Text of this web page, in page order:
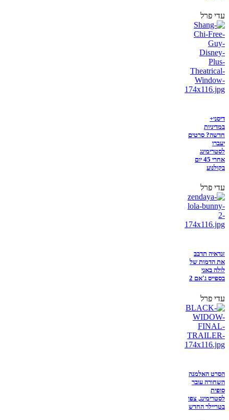
עדי פרל
דיסני+
במדיניות
חדשה? סרטים
יעברו
לסטרימינג
אחרי 45 יום
בקולנוע
עדי פרל
זנדאיה תדבב
את הדמות של
לולה באני
בספייס ג'אם 2
עדי פרל
הסרט האלמנה
השחורה עובר
סופית
לסטרימינג, צפו
בטריילר החדש